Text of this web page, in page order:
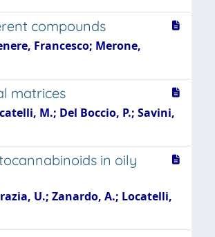
compounds
Francesco; Merone,
matrices
M.; Del Boccio, P.; Savini,
in oily
U.; Zanardo, A.; Locatelli,